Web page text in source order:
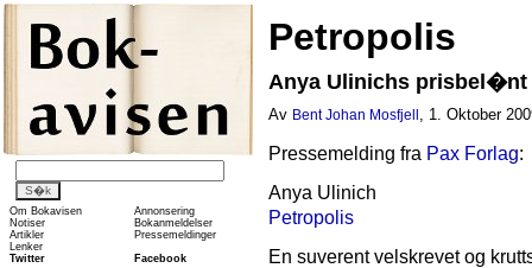
Om Bokavisen
Annonsering
Notiser
Bokanmeldelser
Artikler
Pressemeldinger
Lenker
Twitter
Facebook
Petropolis
Anya Ulinichs
Av Bent Johan Mosfjell , 1. Oktober
Pressemelding fra Pax Forlag:
Anya Ulinich
Petropolis
En suverent velskrevet og